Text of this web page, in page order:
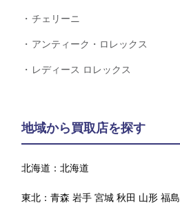
チェリーニ
アンティーク・ロレックス
レディース ロレックス
地域から買取店を探す
北海道：北海道
東北：青森 岩手 宮城 秋田 山形 福島